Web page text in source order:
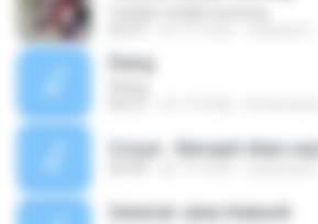
Elang
Crisye - Merepih Alam.mp3
Selamat Jalan Kekasih